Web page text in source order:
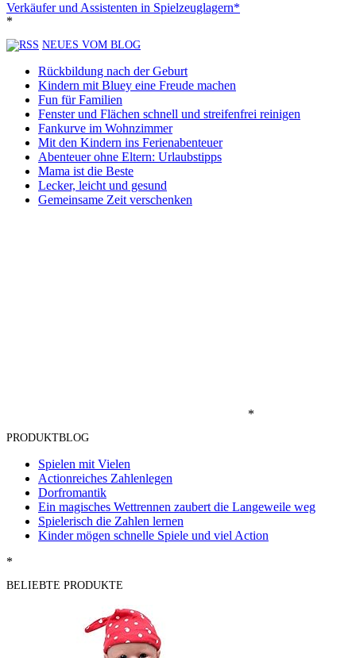
Verkäufer und Assistenten in Spielzeuglagern*
*
NEUES VOM BLOG
Rückbildung nach der Geburt
Kindern mit Bluey eine Freude machen
Fun für Familien
Fenster und Flächen schnell und streifenfrei reinigen
Fankurve im Wohnzimmer
Mit den Kindern ins Ferienabenteuer
Abenteuer ohne Eltern: Urlaubstipps
Mama ist die Beste
Lecker, leicht und gesund
Gemeinsame Zeit verschenken
*
PRODUKTBLOG
Spielen mit Vielen
Actionreiches Zahlenlegen
Dorfromantik
Ein magisches Wettrennen zaubert die Langeweile weg
Spielerisch die Zahlen lernen
Kinder mögen schnelle Spiele und viel Action
*
BELIEBTE PRODUKTE